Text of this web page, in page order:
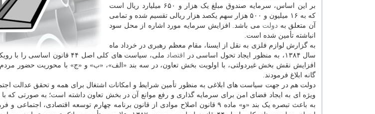
بر این اساس، سرمایه صندوق مبلغ یک هزار و ۶۵۰ میلیارد ریال است
که به ۱۶ میلیون و ۵۰۰ هزار سهم یکصد هزار ریالی تقسیم شده و تمامی
آن متعلق به دولت می باشد. افزایش سرمایه مورد اشاره از محل سود
انباشته تأمین شده است.
به گزارش لوازم فلزی به نقل از ایسنا، مقام معظم رهبری در خرداد ماه
سال ۱۳۸۴، به منظور ایجاد تحول اساسی در
اقتصاد
ملی، سیاست های کلی اصل ۴۴
افزایش نقش بخش غیردولتی، با اولویت بخش تعاون، در سه بند «الف»، «ب» و «ج» با محوریت حضور مردم
گانه ابلاغ فرمودند.
دولت هم در جهت سیاست های ابلاغی به منظور تأمین شرایط و امکانات اشتغال برای همه و تحقق عدالت
ویژه ای به ایجاد فضای امن برای سرمایه گذاری و رفع موانع آن در بخش تعاون داشته است؛ به صورتی
به باعث تبصره یک بند «و» ماده ۹ قانون اصلاح موادی از قانون برنامه چهارم توسعه اقتصادی،